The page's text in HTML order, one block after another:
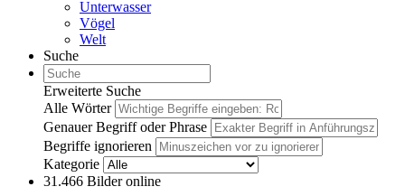
Unterwasser
Vögel
Welt
Suche
Erweiterte Suche
Alle Wörter
Genauer Begriff oder Phrase
Begriffe ignorieren
Kategorie
31.466 Bilder online